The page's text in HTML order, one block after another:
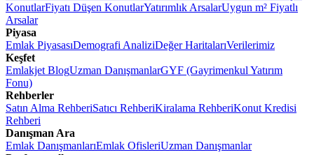
KonutlarFiyatı Düşen KonutlarYatırımlık ArsalarUygun m² Fiyatlı
Arsalar
Piyasa
Emlak PiyasasıDemografi AnaliziDeğer HaritalarıVerilerimiz
Keşfet
Emlakjet BlogUzman DanışmanlarGYF (Gayrimenkul Yatırım
Fonu)
Rehberler
Satın Alma RehberiSatıcı RehberiKiralama RehberiKonut Kredisi
Rehberi
Danışman Ara
Emlak DanışmanlarıEmlak OfisleriUzman Danışmanlar